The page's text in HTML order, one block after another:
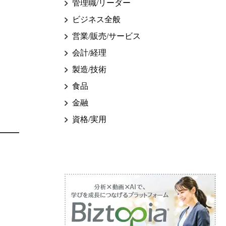
管理職/リーダー
ビジネス全般
営業/販売/サービス
会計/経理
製造/技術
食品
金融
資格/実用